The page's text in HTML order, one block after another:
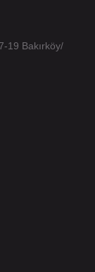
19 Bakırköy/